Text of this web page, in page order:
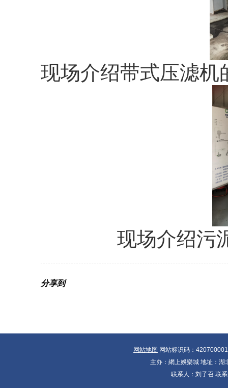
现场介绍带式压滤机
现场介绍污
分享到
网站地图 网站标识码：
主办：網上娛樂城 地址：
联系人：刘子召 联